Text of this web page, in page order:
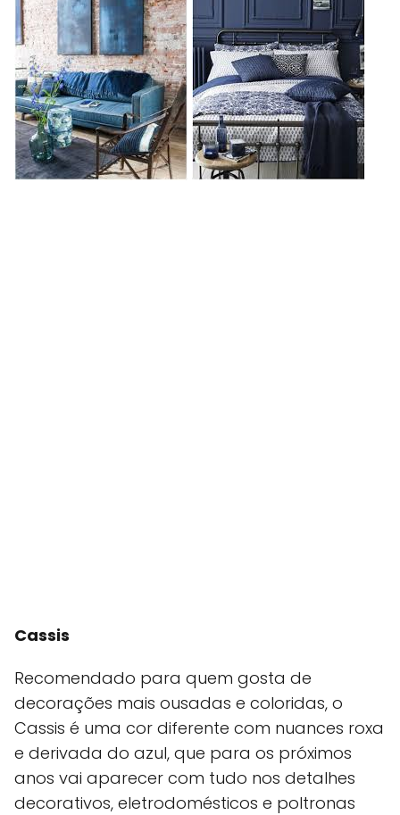
Cassis
Recomendado para quem gosta de
decorações mais ousadas e coloridas, o
Cassis é uma cor diferente com nuances roxa
e derivada do azul, que para os próximos
anos vai aparecer com tudo nos detalhes
decorativos, eletrodomésticos e poltronas